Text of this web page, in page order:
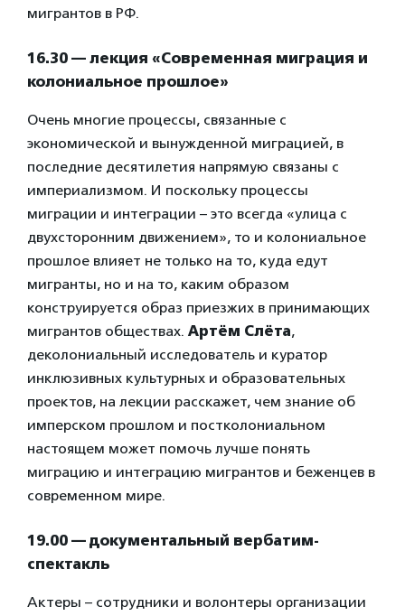
мигрантов в РФ.
16.30 — лекция «Современная миграция и
колониальное прошлое»
Очень многие процессы, связанные с
экономической и вынужденной миграцией, в
последние десятилетия напрямую связаны с
империализмом. И поскольку процессы
миграции и интеграции – это всегда «улица с
двухсторонним движением», то и колониальное
прошлое влияет не только на то, куда едут
мигранты, но и на то, каким образом
конструируется образ приезжих в принимающих
мигрантов обществах. Артём Слёта,
деколониальный исследователь и куратор
инклюзивных культурных и образовательных
проектов, на лекции расскажет, чем знание об
имперском прошлом и постколониальном
настоящем может помочь лучше понять
миграцию и интеграцию мигрантов и беженцев в
современном мире.
19.00 — документальный вербатим-
спектакль
Актеры – сотрудники и волонтеры организации